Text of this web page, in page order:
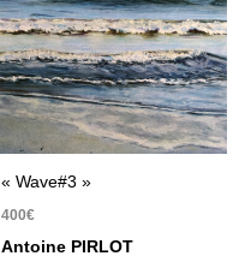
« Wave#3 »
400€
Antoine PIRLOT